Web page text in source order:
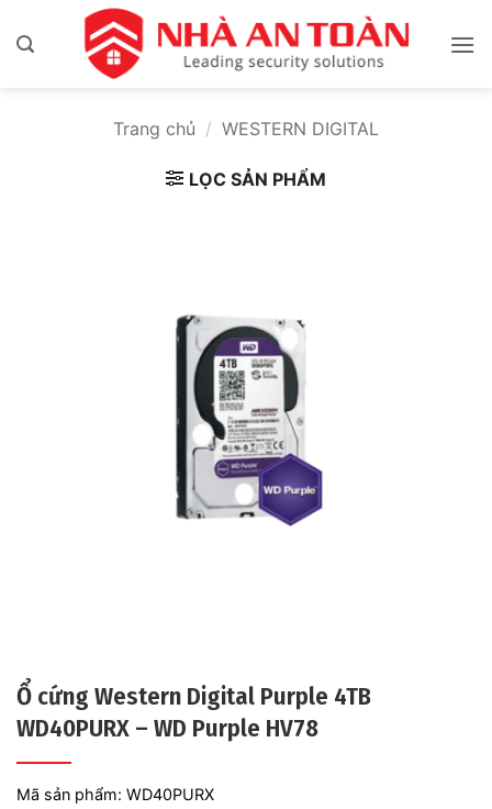
qua
Trang chủ / WESTERN DIGITAL
LỌC SẢN PHẨM
Ổ cứng Western Digital Purple 4TB
WD40PURX – WD Purple HV78
Mã sản phẩm: WD40PURX